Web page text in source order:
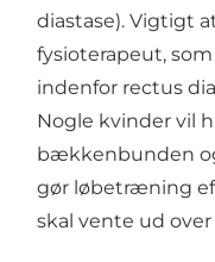
diastase). Vigtigt
fysioterapeut,
indenfor rectus
Nogle kvinder vil
bækkenbunden
gør løbetræning
skal vente ud